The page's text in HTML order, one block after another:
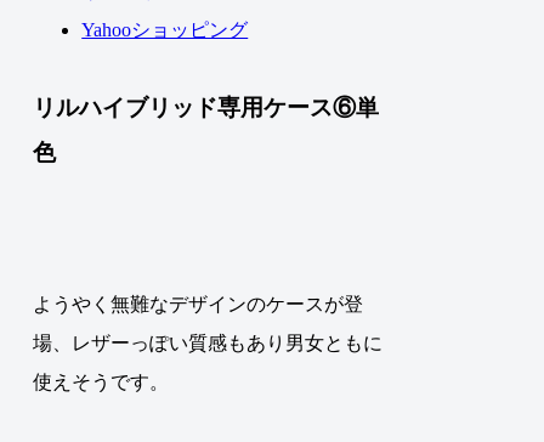
Yahooショッピング
リルハイブリッド専用ケース⑥単
色
ようやく無難なデザインのケースが登
場、レザーっぽい質感もあり男女ともに
使えそうです。